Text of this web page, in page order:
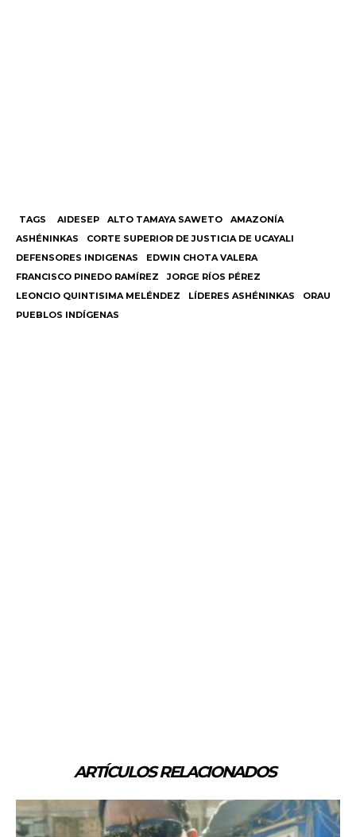
TAGS AIDESEP ALTO TAMAYA SAWETO
AMAZONÍA
ASHÉNINKAS
CORTE SUPERIOR DE JUSTICIA DE UCAYALI
DEFENSORES INDIGENAS
EDWIN CHOTA VALERA
FRANCISCO PINEDO RAMÍREZ
JORGE RÍOS PÉREZ
LEONCIO QUINTISIMA MELÉNDEZ
LÍDERES ASHÉNINKAS
ORAU
PUEBLOS INDÍGENAS
ARTÍCULOS RELACIONADOS